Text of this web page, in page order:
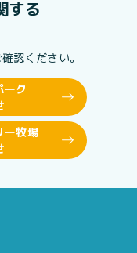
する
認ください。
ーク
ー牧場